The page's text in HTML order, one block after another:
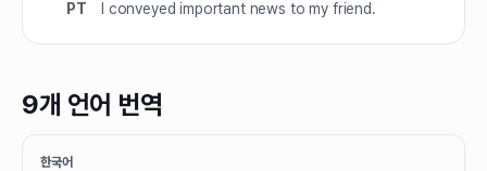
PT
I conveyed important news to my friend.
9개 언어 번역
한국어